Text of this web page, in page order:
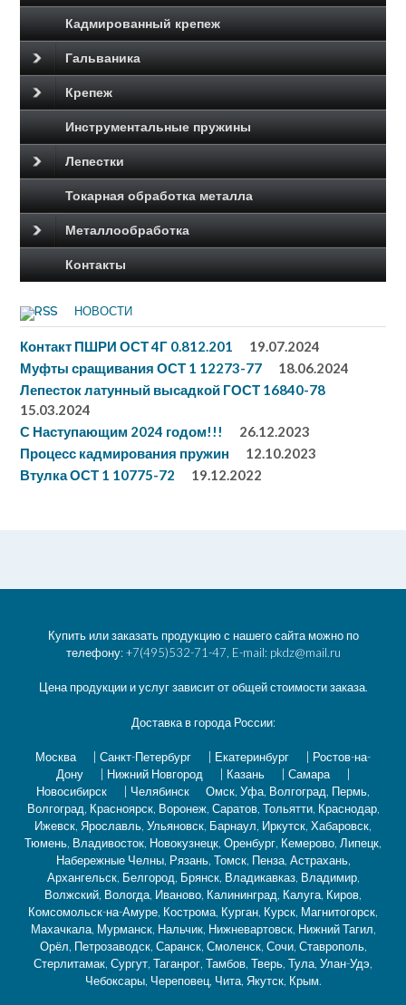
Кадмированный крепеж
Гальваника
Крепеж
Инструментальные пружины
Лепестки
Токарная обработка металла
Металлообработка
Контакты
НОВОСТИ
Контакт ПШРИ ОСТ 4Г 0.812.201
19.07.2024
Муфты сращивания ОСТ 1 12273-77
18.06.2024
Лепесток латунный высадкой ГОСТ 16840-78
15.03.2024
С Наступающим 2024 годом!!!
26.12.2023
Процесс кадмирования пружин
12.10.2023
Втулка ОСТ 1 10775-72
19.12.2022
Купить или заказать продукцию с нашего сайта можно по
телефону: +7(495)532-71-47, E-mail: pkdz@mail.ru
Цена продукции и услуг зависит от общей стоимости заказа.
Доставка в города России:
Москва Санкт-Петербург Екатеринбург
Ростов-на-
Дону
Нижний Новгород Казань Самара
Новосибирск
Челябинск
Омск, Уфа, Волгоград, Пермь,
Волгоград, Красноярск, Воронеж, Саратов, Тольятти, Краснодар,
Ижевск, Ярославль, Ульяновск, Барнаул, Иркутск, Хабаровск,
Тюмень, Владивосток, Новокузнецк, Оренбург, Кемерово, Липецк,
Набережные Челны, Рязань, Томск, Пенза, Астрахань,
Архангельск, Белгород, Брянск, Владикавказ, Владимир,
Волжский, Вологда, Иваново, Калининград, Калуга, Киров,
Комсомольск-на-Амуре, Кострома, Курган, Курск, Магнитогорск,
Махачкала, Мурманск, Нальчик, Нижневартовск, Нижний Тагил,
Орёл, Петрозаводск, Саранск, Смоленск, Сочи, Ставрополь,
Стерлитамак, Сургут, Таганрог, Тамбов, Тверь, Тула, Улан-Удэ,
Чебоксары, Череповец, Чита, Якутск, Крым.